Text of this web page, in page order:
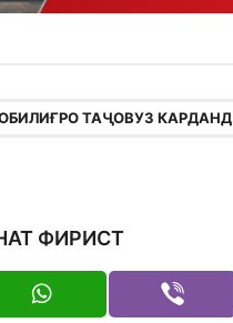
ТАҶОВУЗ КАРДАНД
ФИРИСТ